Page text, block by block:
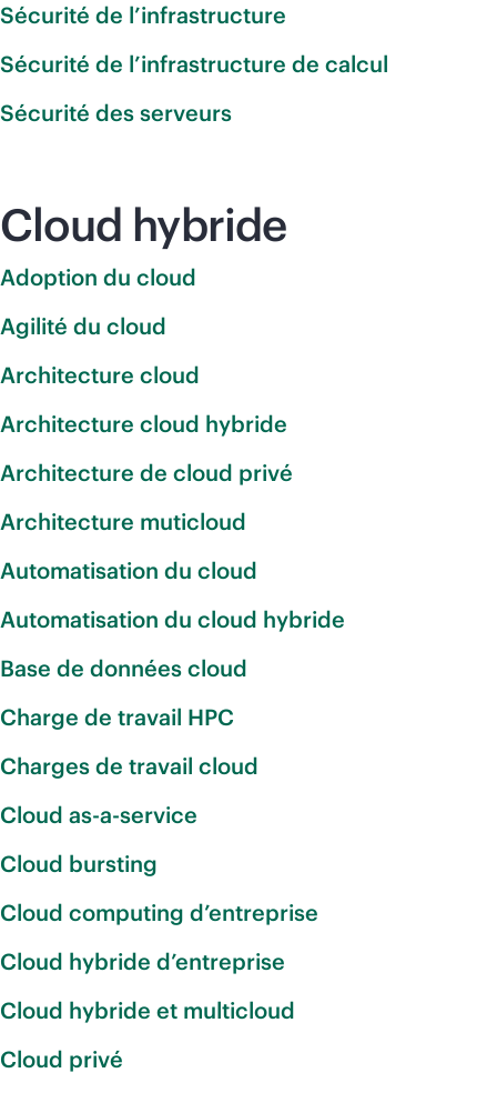
Sécurité de l’infrastructure
Sécurité de l’infrastructure de calcul
Sécurité des serveurs
Cloud hybride
Adoption du cloud
Agilité du cloud
Architecture cloud
Architecture cloud hybride
Architecture de cloud privé
Architecture muticloud
Automatisation du cloud
Automatisation du cloud hybride
Base de données cloud
Charge de travail HPC
Charges de travail cloud
Cloud as-a-service
Cloud bursting
Cloud computing d’entreprise
Cloud hybride d’entreprise
Cloud hybride et multicloud
Cloud privé